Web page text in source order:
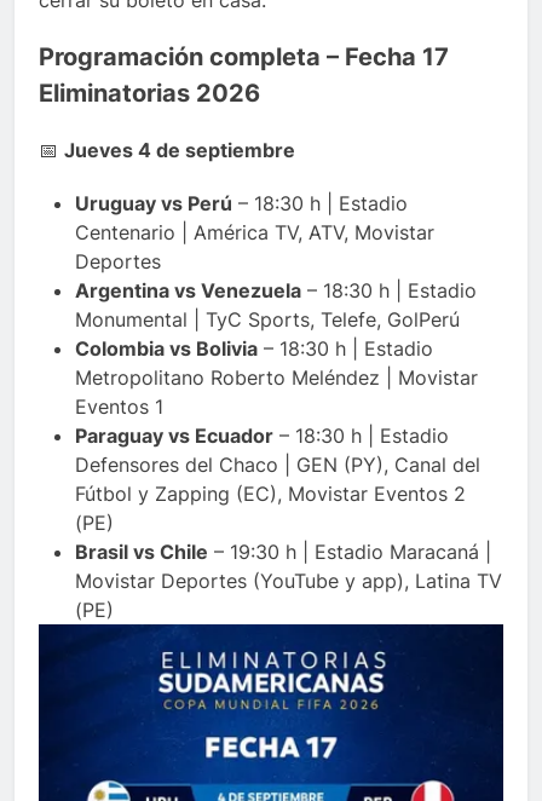
Programación completa – Fecha 17
Eliminatorias 2026
📅 Jueves 4 de septiembre
Uruguay vs Perú – 18:30 h | Estadio
Centenario | América TV, ATV, Movistar
Deportes
Argentina vs Venezuela – 18:30 h | Estadio
Monumental | TyC Sports, Telefe, GolPerú
Colombia vs Bolivia – 18:30 h | Estadio
Metropolitano Roberto Meléndez | Movistar
Eventos 1
Paraguay vs Ecuador – 18:30 h | Estadio
Defensores del Chaco | GEN (PY), Canal del
Fútbol y Zapping (EC), Movistar Eventos 2
(PE)
Brasil vs Chile – 19:30 h | Estadio Maracaná |
Movistar Deportes (YouTube y app), Latina TV
(PE)